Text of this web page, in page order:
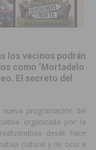
los vecinos podrán
como ‘Mortadelo
El secreto del
programación del
organizada por la
desde hace
cultural y de ocio a